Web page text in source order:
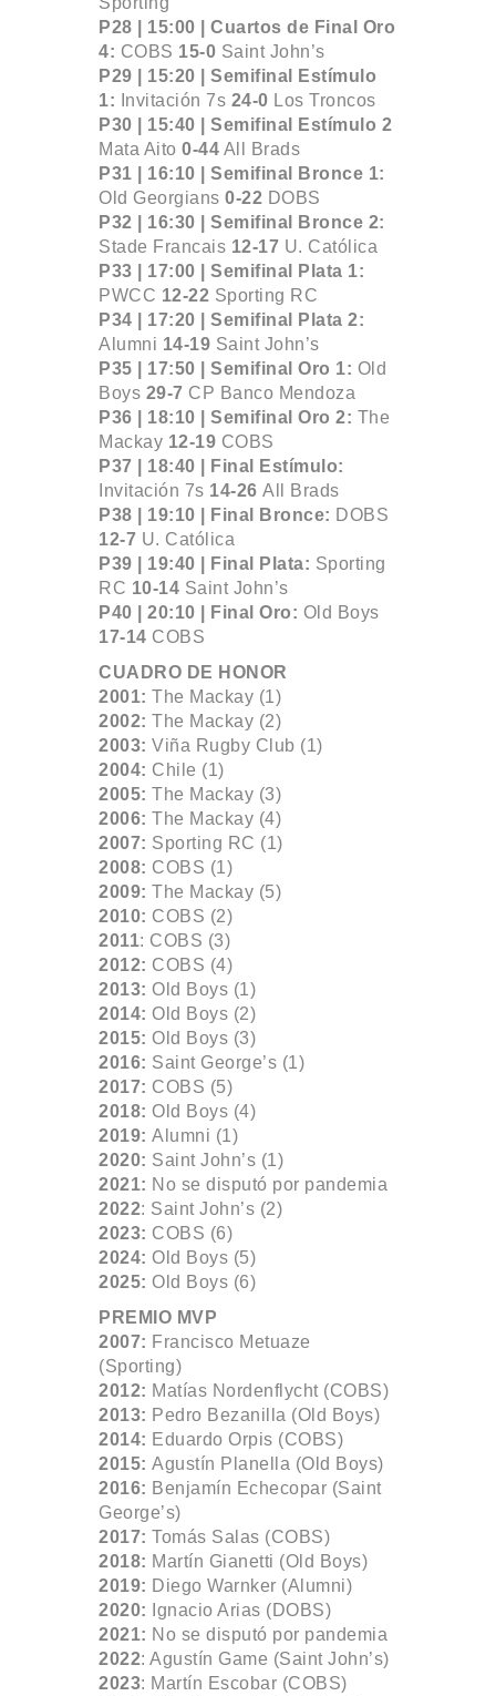
P28 | 15:00 | Cuartos de Final Oro
4: COBS 15-0 Saint John’s
P29 | 15:20 | Semifinal Estímulo
1: Invitación 7s 24-0 Los Troncos
P30 | 15:40 |
Semifinal Estímulo 2
Mata Aito 0-44 All Brads
P31 | 16:10 | Semifinal Bronce 1:
Old Georgians 0-22 DOBS
P32 | 16:30 | Semifinal Bronce 2:
Stade Francais 12-17 U. Católica
P33 | 17:00 | Semifinal Plata 1:
PWCC 12-22 Sporting RC
P34 | 17:20 |
Semifinal Plata 2:
Alumni 14-19 Saint John’s
P35 | 17:50 | Semifinal Oro 1: Old
Boys 29-7 CP Banco Mendoza
P36 | 18:10 |
Semifinal Oro 2: The
Mackay 12-19 COBS
P37 | 18:40 |
Final Estímulo:
Invitación 7s 14-26 All Brads
P38 | 19:10 |
Final Bronce: DOBS
12-7 U. Católica
P39 | 19:40 |
Final Plata: Sporting
RC 10-14 Saint John’s
P40 | 20:10 |
Final Oro: Old Boys
17-14 COBS
CUADRO DE HONOR
2001: The Mackay (1)
2002: The Mackay (2)
2003: Viña Rugby Club (1)
2004: Chile (1)
2005: The Mackay (3)
2006: The Mackay (4)
2007: Sporting RC (1)
2008: COBS (1)
2009: The Mackay (5)
2010: COBS (2)
2011: COBS (3)
2012: COBS (4)
2013: Old Boys (1)
2014: Old Boys (2)
2015: Old Boys (3)
2016: Saint George’s (1)
2017: COBS (5)
2018: Old Boys (4)
2019: Alumni (1)
2020: Saint John’s (1)
2021: No se disputó por pandemia
2022: Saint John’s (2)
2023: COBS (6)
2024: Old Boys (5)
2025: Old Boys (6)
PREMIO MVP
2007: Francisco Metuaze
(Sporting)
2012: Matías Nordenflycht (COBS)
2013: Pedro Bezanilla (Old Boys)
2014: Eduardo Orpis (COBS)
2015: Agustín Planella (Old Boys)
2016: Benjamín Echecopar (Saint
George’s)
2017: Tomás Salas (COBS)
2018: Martín Gianetti (Old Boys)
2019: Diego Warnker (Alumni)
2020:
Ignacio Arias (DOBS)
2021: No se disputó por pandemia
2022: Agustín Game (Saint John’s)
2023: Martín Escobar (COBS)